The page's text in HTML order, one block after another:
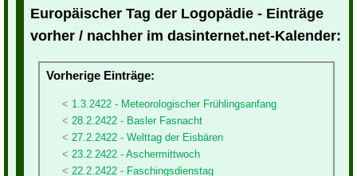
Europäischer Tag der Logopädie - Einträge
vorher / nachher im dasinternet.net-Kalender:
Vorherige Einträge:
1.3.2422 - Meteorologischer Frühlingsanfang
28.2.2422 - Basler Fasnacht
27.2.2422 - Welttag der Eisbären
23.2.2422 - Aschermittwoch
22.2.2422 - Faschingsdienstag